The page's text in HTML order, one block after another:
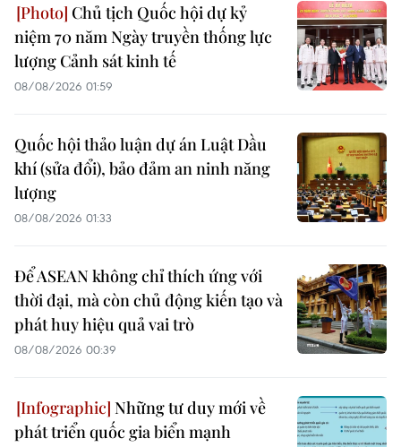
Chủ tịch Quốc hội dự kỷ
niệm 70 năm Ngày truyền thống lực
lượng Cảnh sát kinh tế
08/08/2026 01:59
Quốc hội thảo luận dự án Luật Dầu
khí (sửa đổi), bảo đảm an ninh năng
lượng
08/08/2026 01:33
Để ASEAN không chỉ thích ứng với
thời đại, mà còn chủ động kiến tạo và
phát huy hiệu quả vai trò
08/08/2026 00:39
Những tư duy mới về
phát triển quốc gia biển mạnh